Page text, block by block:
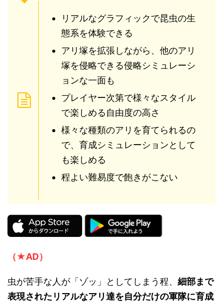
リアルなグラフィックで昆虫の生
態系を体験できる
アリ塚を拡張しながら、他のアリ
塚を侵略できる侵略シミュレーシ
ョンな一面も
プレイヤー次第で様々なスタイル
で楽しめる自由度の高さ
様々な種類のアリを育てられるの
で、育成シミュレーションとして
も楽しめる
程よい難易度で飽きがこない
（★AD）
虫が苦手な人が「ゾッ」としてしまう程、 細部まで
表現されたリアルなアリ達を自分だけの軍隊に育成